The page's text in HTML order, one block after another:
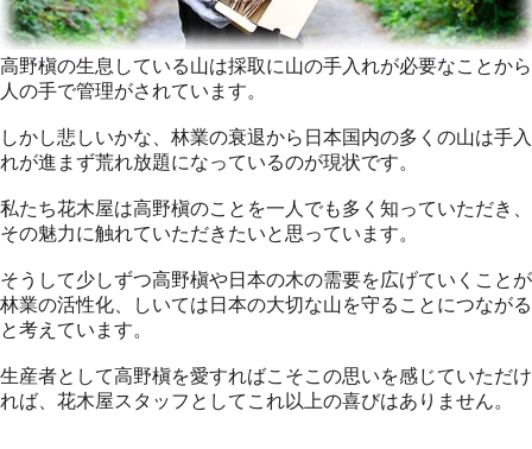
高野槇の生息している山は採取に山の手入れが必要なことから
人の手で管理がされています。
しかし悲しいかな、林業の衰退から日本国内の多くの山は手入
れが進まず荒れ放題になっているのが現状です。
私たち花木屋は高野槇のことを一人でも多く知っていただき、
その魅力に触れていただきたいと思っています。
そうして少しずつ高野槇や日本の木の需要を広げていくことが
林業の活性化、しいては日本の大切な山を守ることにつながる
と考えています。
生産者として高野槇を愛すればこそこの思いを感じていただけ
れば、花木屋スタッフとしてこれ以上の喜びはありません。